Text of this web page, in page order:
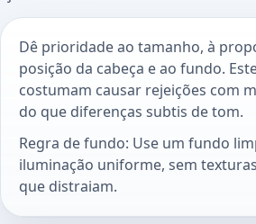
Dê prioridade ao tamanho, à
posição da cabeça e ao fundo.
costumam causar rejeições com
do que diferenças subtis de tom.
Regra de fundo: Use um fundo
iluminação uniforme, sem
que distraiam.